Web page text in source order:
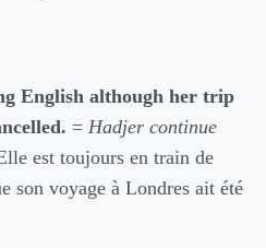
English although her trip
= Hadjer continue
est toujours en train de
son voyage à Londres ait été